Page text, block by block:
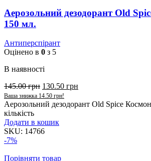
Аерозольний дезодорант Old
150 мл.
Антиперспірант
Оцінено в 0 з 5
В наявності
145.00грн 130.50 грн
Ваша знижка 14.50 грн!
Аерозольний дезодорант Old Spice
кількість
Додати в кошик
SKU: 14766
-7%
Порівняти товар